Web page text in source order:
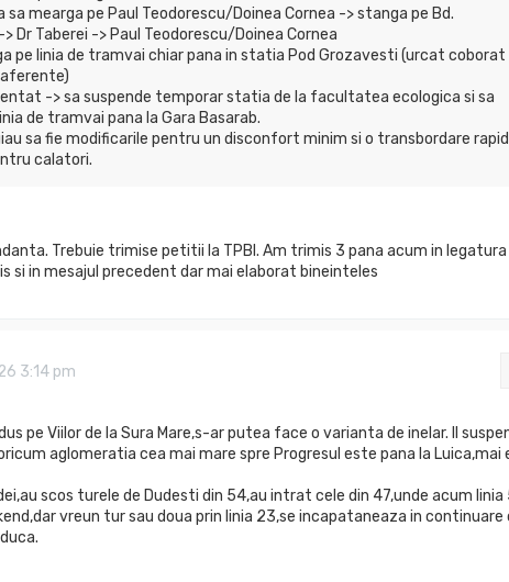
sa mearga pe Paul Teodorescu/Doinea Cornea -> stanga pe Bd.
Dr Taberei -> Paul Teodorescu/Doinea Cornea
pe linia de tramvai chiar pana in statia Pod Grozavesti (urcat coborat
-> sa suspende temporar statia de la facultatea ecologica si sa
de tramvai pana la Gara Basarab.
sa fie modificarile pentru un disconfort minim si o transbordare
calatori.
Trebuie trimise petitii la TPBI. Am trimis 3 pana acum in legatura
si in mesajul precedent dar mai elaborat bineinteles
3:14 pm
pe Viilor de la Sura Mare,s-ar putea face o varianta de inelar. Il
aglomeratia cea mai mare spre Progresul este pana la Luica,mai
scos turele de Dudesti din 54,au intrat cele din 47,unde acum linia
vreun tur sau doua prin linia 23,se incapataneaza in continuare